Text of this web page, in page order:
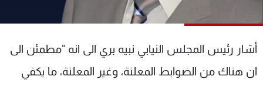
أشار رئيس المجلس النيابي نبيه بري الى انه "مطمئن الى
ان هناك من الضوابط المعلنة، وغير المعلنة، ما يكفي
الترددات
عن MTV
الإنـتـاج
وظائف
تواصل معنا